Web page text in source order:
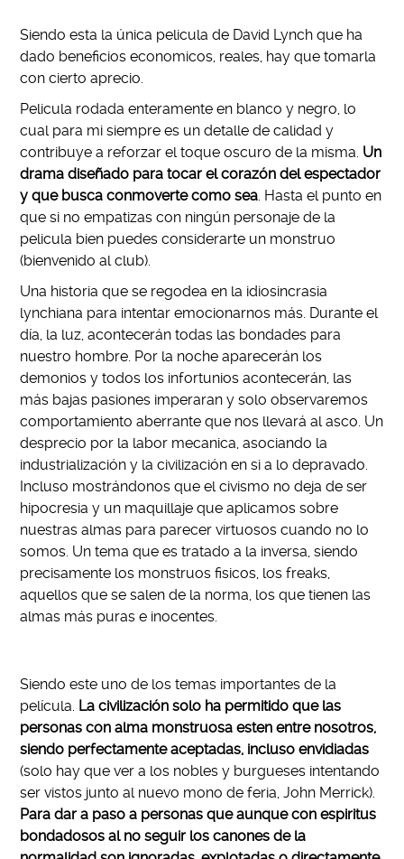
Siendo esta la única pelicula de David Lynch que ha
dado beneficios economicos, reales, hay que tomarla
con cierto aprecio.
Pelicula rodada enteramente en blanco y negro, lo
cual para mi siempre es un detalle de calidad y
contribuye a reforzar el toque oscuro de la misma. Un
drama diseñado para tocar el corazón del espectador
y que busca conmoverte como sea . Hasta el punto en
que si no empatizas con ningún personaje de la
pelicula bien puedes considerarte un monstruo
(bienvenido al club).
Una historia que se regodea en la idiosincrasia
lynchiana para intentar emocionarnos más. Durante el
día, la luz, acontecerán todas las bondades para
nuestro hombre. Por la noche aparecerán los
demonios y todos los infortunios acontecerán, las
más bajas pasiones imperaran y solo observaremos
comportamiento aberrante que nos llevará al asco. Un
desprecio por la labor mecanica, asociando la
industrialización y la civilización en si a lo depravado.
Incluso mostrándonos que el civismo no deja de ser
hipocresia y un maquillaje que aplicamos sobre
nuestras almas para parecer virtuosos cuando no lo
somos. Un tema que es tratado a la inversa, siendo
precisamente los monstruos fisicos, los freaks,
aquellos que se salen de la norma, los que tienen las
almas más puras e inocentes.
Siendo este uno de los temas importantes de la
película. La civilización solo ha permitido que las
personas con alma monstruosa esten entre nosotros,
siendo perfectamente aceptadas, incluso envidiadas
(solo hay que ver a los nobles y burgueses intentando
ser vistos junto al nuevo mono de feria, John Merrick).
Para dar a paso a personas que aunque con espiritus
bondadosos al no seguir los canones de la